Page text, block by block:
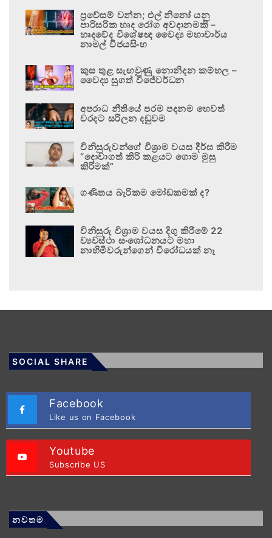
ප්‍රවේසම් වන්න; එල් නිනෝ යනු
පාරිසරික හෘද රෝග අවදානමකි –
හෘදවේද විශේෂඥ වෛද්‍ය මහාචාර්ය
නාමල් විජයසිංහ
කුස තුළ සැඟවුණු නොනිදන කම්හල –
වෛද්‍ය සුගත් විජේවර්ධන
අපරාධ නීතියේ පරම පදනම හෙවත්
වරදට සරිලන දඬුවම
විනිසුරුවන්ගේ විශ්‍රාම වයස දීර්ඝ කිරීම
“දොවාගත් කිරි කළයට ගොම මුසු
කිරීමක්”
ගණිතය බැරිකම මෝඩකමක් ද?
විනිසුරු විශ්‍රාම වයස දිගු කිරීමේ 22
ව්‍යවස්ථා සංශෝධනයට මහා
නාහිමිවරුන්ගෙන් විරෝධයක් නෑ
SOCIAL SHARE
Facebook
Like us on Facebook
Youtube
Subscribe US
නවතම